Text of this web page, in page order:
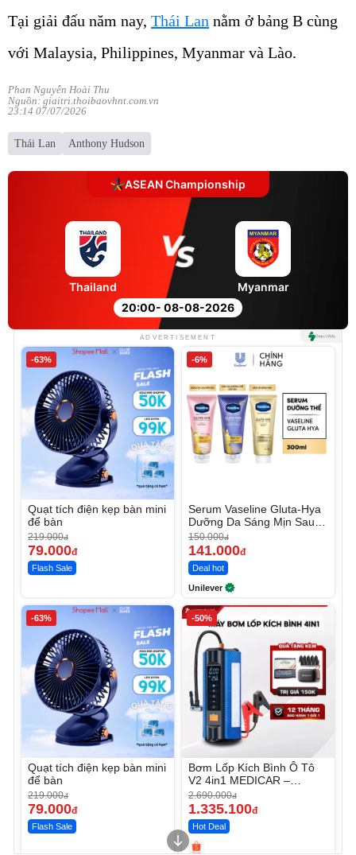
Tại giải đấu năm nay, Thái Lan nằm ở bảng B cùng
với Malaysia, Philippines, Myanmar và Lào.
Phan Nguyễn Hoài Thu
Nguồn: giaitri.thoibaovhnt.com.vn
23:14 07/07/2026
Thái Lan Anthony Hudson
ASEAN Championship
20:00- 08-08-2026
Thailand Myanmar
ADVERTISEMENT
-63%
Quạt tích điện kẹp bàn mini
để bàn
219.000đ
79.000đ
Flash Sale
-6%
Serum Vaseline Gluta-Hya
Dưỡng Da Sáng Mịn Sau 7
Ngày
150.000đ
141.000đ
Deal hot
Unilever
-63%
Quạt tích điện kẹp bàn mini
để bàn
219.000đ
79.000đ
Flash Sale
-50%
Bơm Lốp Kích Bình Ô Tô
V2 4in1 MEDICAR –
12.000mAh
2.690.000đ
1.335.100đ
Hot Deal